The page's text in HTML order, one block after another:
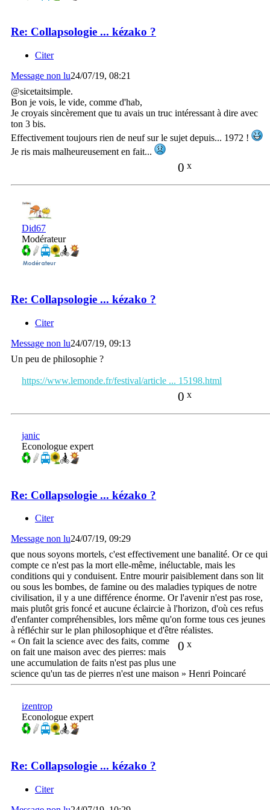
Re: Collapsologie ... kézako ?
Citer
Message non lu24/07/19, 08:21
@sicetaitsimple.
Bon je vois, le vide, comme d'hab,
Je croyais sincèrement que tu avais un truc intéressant à dire avec
ton 3 bis.
Effectivement toujours rien de neuf sur le sujet depuis... 1972 !
Je ris mais malheureusement en fait...
0 x
Did67
Modérateur
Re: Collapsologie ... kézako ?
Citer
Message non lu24/07/19, 09:13
Un peu de philosophie ?
https://www.lemonde.fr/festival/article ... 15198.html
0 x
janic
Econologue expert
Re: Collapsologie ... kézako ?
Citer
Message non lu24/07/19, 09:29
que nous soyons mortels, c'est effectivement une banalité. Or ce qui
compte ce n'est pas la mort elle-même, inéluctable, mais les
conditions qui y conduisent. Entre mourir paisiblement dans son lit
ou sous les bombes, de famine ou des maladies typiques de notre
civilisation, il y a une différence énorme. Or l'avenir n'est pas rose,
mais plutôt gris foncé et aucune éclaircie à l'horizon, d'où ces refus
d'enfanter compréhensibles, lors même qu'on forme tous ces jeunes
à réfléchir sur le plan philosophique et d'être réalistes.
0 x
« On fait la science avec des faits, comme
on fait une maison avec des pierres: mais
une accumulation de faits n'est pas plus une
science qu'un tas de pierres n'est une maison » Henri Poincaré
izentrop
Econologue expert
Re: Collapsologie ... kézako ?
Citer